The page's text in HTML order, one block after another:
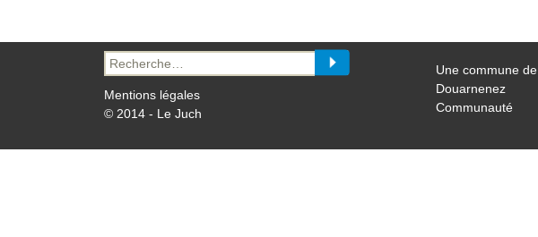
Recherche
pour :
Mentions légales
© 2014 - Le Juch
Une commune de
Douarnenez
Communauté